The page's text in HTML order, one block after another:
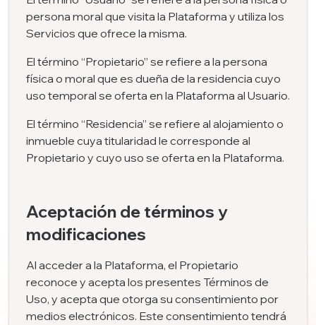
persona moral que visita la Plataforma y utiliza los
Servicios que ofrece la misma.
El término “Propietario” se refiere a la persona
física o moral que es dueña de la residencia cuyo
uso temporal se oferta en la Plataforma al Usuario.
El término “Residencia” se refiere al alojamiento o
inmueble cuya titularidad le corresponde al
Propietario y cuyo uso se oferta en la Plataforma.
Aceptación de términos y
modificaciones
Al acceder a la Plataforma, el Propietario
reconoce y acepta los presentes Términos de
Uso, y acepta que otorga su consentimiento por
medios electrónicos. Este consentimiento tendrá